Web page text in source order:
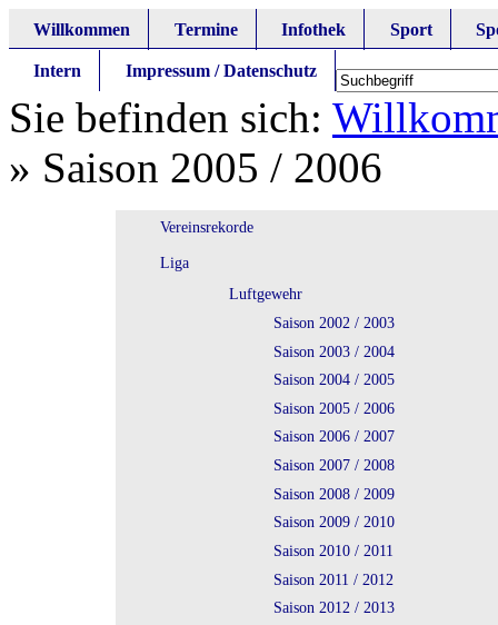
Willkommen Termine Infothek Sport
Intern Impressum / Datenschutz
Sie befinden sich:
» Saison 2005 / 2006
Vereinsrekorde
Liga
Luftgewehr
Saison 2002 / 2003
Saison 2003 / 2004
Saison 2004 / 2005
Saison 2005 / 2006
Saison 2006 / 2007
Saison 2007 / 2008
Saison 2008 / 2009
Saison 2009 / 2010
Saison 2010 / 2011
Saison 2011 / 2012
Saison 2012 / 2013